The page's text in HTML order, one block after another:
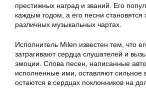
престижных наград и званий. Его
каждым годом, а его песни становятся
различных музыкальных чартах.
Исполнитель Milen известен тем, что
затрагивают сердца слушателей и
эмоции. Слова песен, написанные
исполненные ими, оставляют сильное
остаются в сердцах поклонников на